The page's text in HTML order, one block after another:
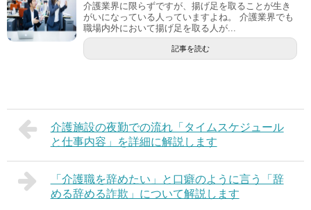
介護業界に限らずですが、揚げ足を取ることが生き
がいになっている人っていますよね。 介護業界でも
職場内外において揚げ足を取る人が...
記事を読む
介護施設の夜勤での流れ「タイムスケジュール
と仕事内容」を詳細に解説します
「介護職を辞めたい」と口癖のように言う「辞
める辞める詐欺」について解説します